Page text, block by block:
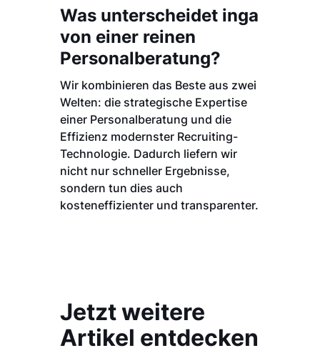
Was unterscheidet inga
von einer reinen
Personalberatung?
Wir kombinieren das Beste aus zwei
Welten: die strategische Expertise
einer Personalberatung und die
Effizienz modernster Recruiting-
Technologie. Dadurch liefern wir
nicht nur schneller Ergebnisse,
sondern tun dies auch
kosteneffizienter und transparenter.
Jetzt weitere
Artikel entdecken